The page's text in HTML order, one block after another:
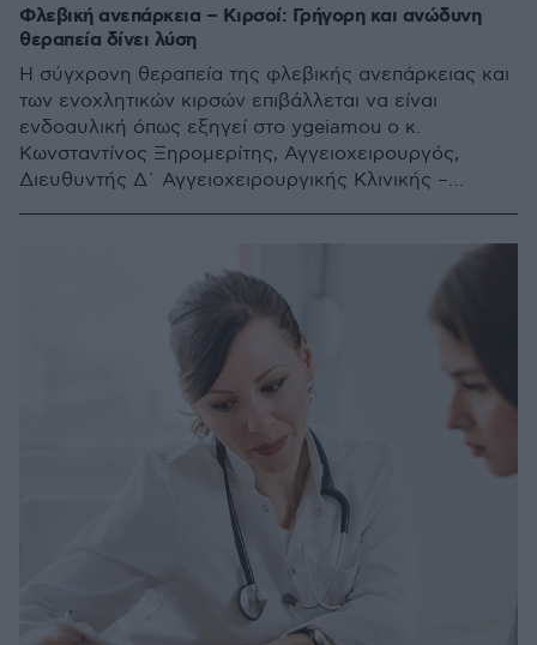
Φλεβική ανεπάρκεια – Κιρσοί: Γρήγορη και ανώδυνη
θεραπεία δίνει λύση
Η σύγχρονη θεραπεία της φλεβικής ανεπάρκειας και
των ενοχλητικών κιρσών επιβάλλεται να είναι
ενδοαυλική όπως εξηγεί στο ygeiamou ο κ.
Kωνσταντίνος Ξηρομερίτης, Αγγειοχειρουργός,
Διευθυντής Δ´ Αγγειοχειρουργικής Κλινικής –